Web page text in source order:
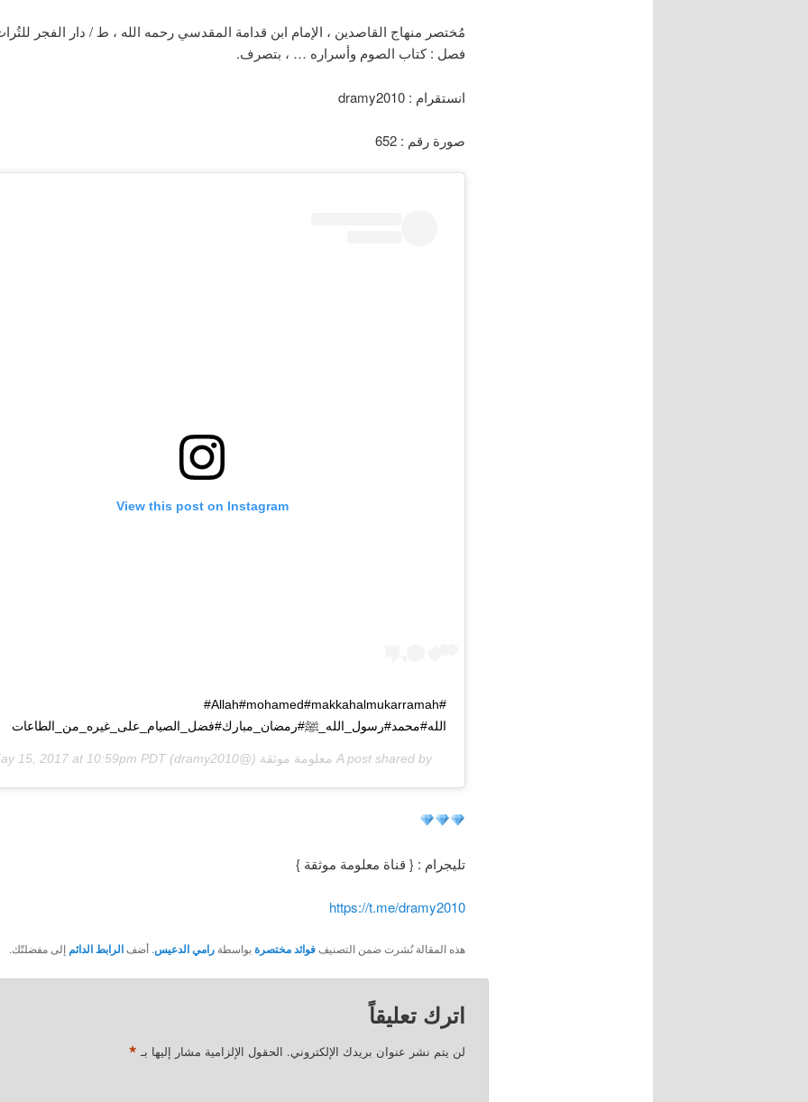
فصل : كتاب الصوم وأسراره … ، بتصرف.
انستقرام : dramy2010
صورة رقم : 652
View this post on Instagram
#Allah#mohamed#makkahalmukarramah#
الله#محمد#رسول_الله_ﷺ#رمضان_مبارك#فضل_الصيام_على_غيره_من_الطاعات
A post shared by معلومة موثقة (@dramy2010) on
15, 2017 at 10:59pm PDT
تليجرام : { قناة معلومة موثقة }
https://t.me/dramy2010
هذه المقالة نُشرت ضمن التصنيففوائد مختصرةبواسطة رامي الدعيس. أضفالرابط الدائم إلى مفضلتّك.
اترك تعليقاً
لن يتم نشر عنوان بريدك الإلكتروني. الحقول الإلزامية مشار إليها بـ *